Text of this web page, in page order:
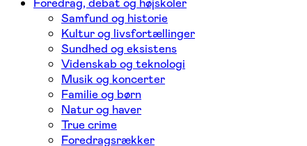
Samfund og historie
Kultur og livsfortællinger
Sundhed og eksistens
Videnskab og teknologi
Musik og koncerter
Familie og børn
Natur og haver
True crime
Foredragsrækker